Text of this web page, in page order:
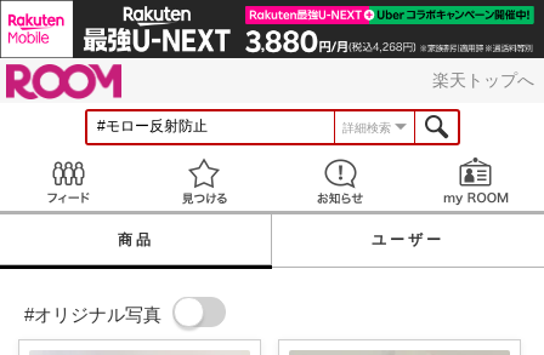
楽天トップへ
詳細検索
見つける お知らせ
商品 ユーザー
#オリジナル写真